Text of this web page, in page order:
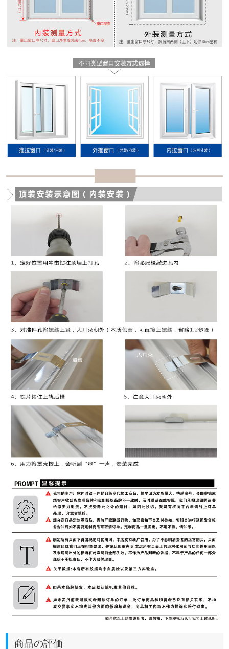
商品の評価